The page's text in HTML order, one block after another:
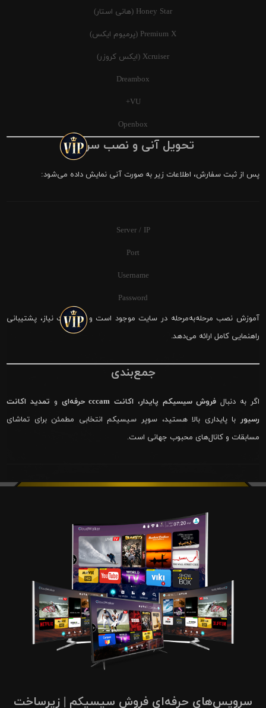
Honey Star (هانی استار)
Premium X (پرمیوم ایکس)
Xcruiser (ایکس کروزر)
Dreambox
VU+
Openbox
تحویل آنی و نصب سریع
پس از ثبت سفارش، اطلاعات زیر به صورت آنی نمایش داده می‌شود:
Server / IP
Port
Username
Password
آموزش نصب مرحله‌به‌مرحله در سایت موجود است و در صورت نیاز، پشتیبانی
راهنمایی کامل ارائه می‌دهد.
جمع‌بندی
اگر به دنبال فروش سیسیکم پایدار، اکانت cccam حرفه‌ای و تمدید اکانت
رسیور با پایداری بالا هستید، سوپر سیسیکم انتخابی مطمئن برای تماشای
مسابقات و کانال‌های محبوب جهانی است.
سرویس‌های حرفه‌ای فروش سیسیکم | زیرساخت